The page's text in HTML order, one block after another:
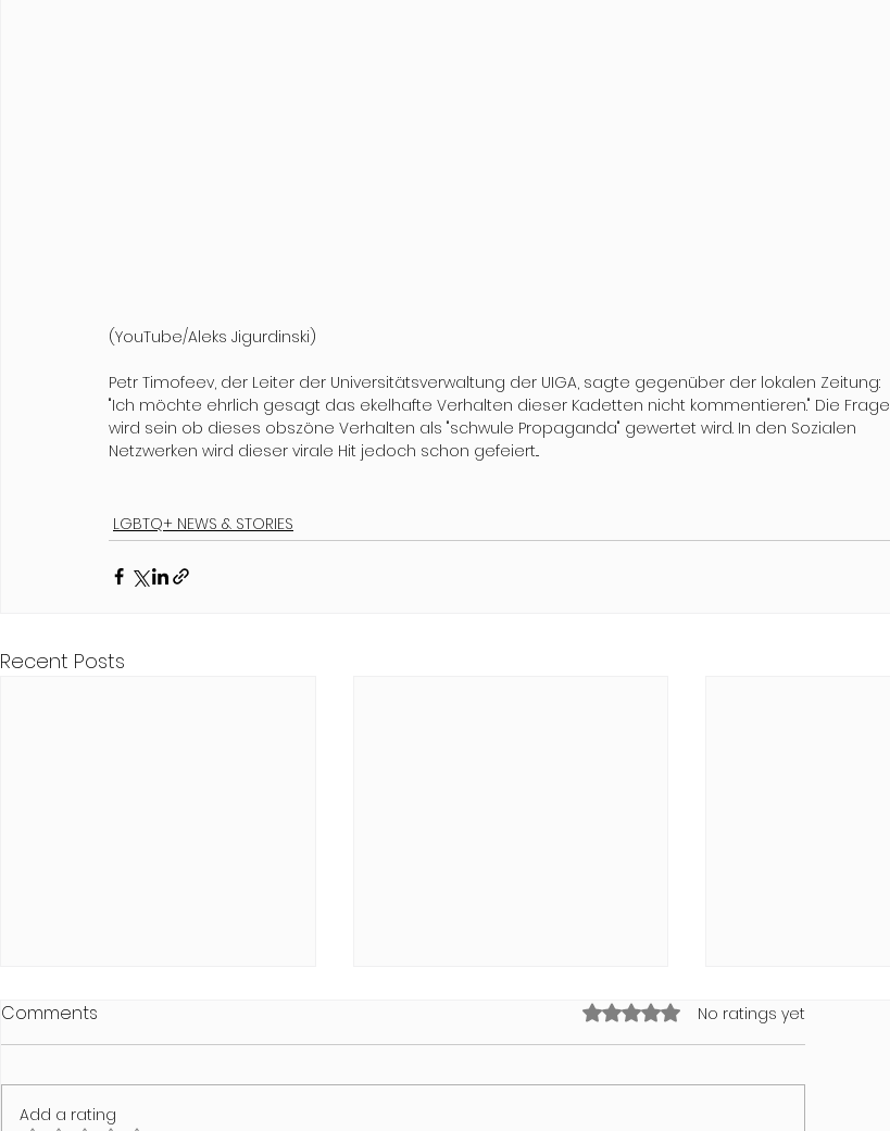
(YouTube/Aleks Jigurdinski)
Petr Timofeev, der Leiter der Universitätsverwaltung der UIGA, sagte gegenüber der lokalen Zeitung:
"Ich möchte ehrlich gesagt das ekelhafte Verhalten dieser Kadetten nicht kommentieren." Die Frage
wird sein ob dieses obszöne Verhalten als "schwule Propaganda" gewertet wird. In den Sozialen
Netzwerken wird dieser virale Hit jedoch schon gefeiert...
LGBTQ+ NEWS & STORIES
Recent Posts
Comments Rated 0 out of 5 stars.No ratings yet
Add a rating